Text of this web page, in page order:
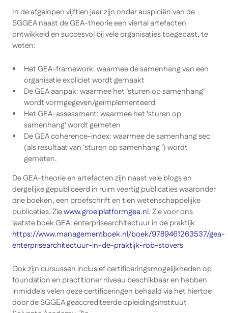
In de afgelopen vijftien jaar zijn onder auspiciën van de
SGGEA naast de GEA-theorie een viertal artefacten
ontwikkeld en succesvol bij vele organisaties toegepast, te
weten:
Het GEA-framework: waarmee de samenhang van een
organisatie expliciet wordt gemaakt
De GEA aanpak: waarmee het ‘sturen op samenhang’
wordt vormgegeven/geïmplementeerd
Het GEA-assessment: waarmee het ‘sturen op
samenhang’ wordt gemeten
De GEA coherence-index: waarmee de samenhang sec
(als resultaat van ‘sturen op samenhang ’) wordt
gemeten.
De GEA-theorie en artefacten zijn naast vele blogs en
dergelijke gepubliceerd in ruim veertig publicaties waaronder
drie boeken, een proefschrift en tien wetenschappelijke
publicaties. Ziewww.groeiplatformgea.nl. Zie voor ons
laatste boek GEA: enterprisearchitectuur in de praktijk
https://www.managementboek.nl/boek/9789461263537/gea-
enterprisearchitectuur-in-de-praktijk-rob-stovers
Ook zijn cursussen inclusief certificeringsmogelijkheden op
foundation en practitioner niveau beschikbaar en hebben
inmiddels velen deze certificeringen behaald via het hiertoe
door de SGGEA geaccrediteerde opleidingsinstituut